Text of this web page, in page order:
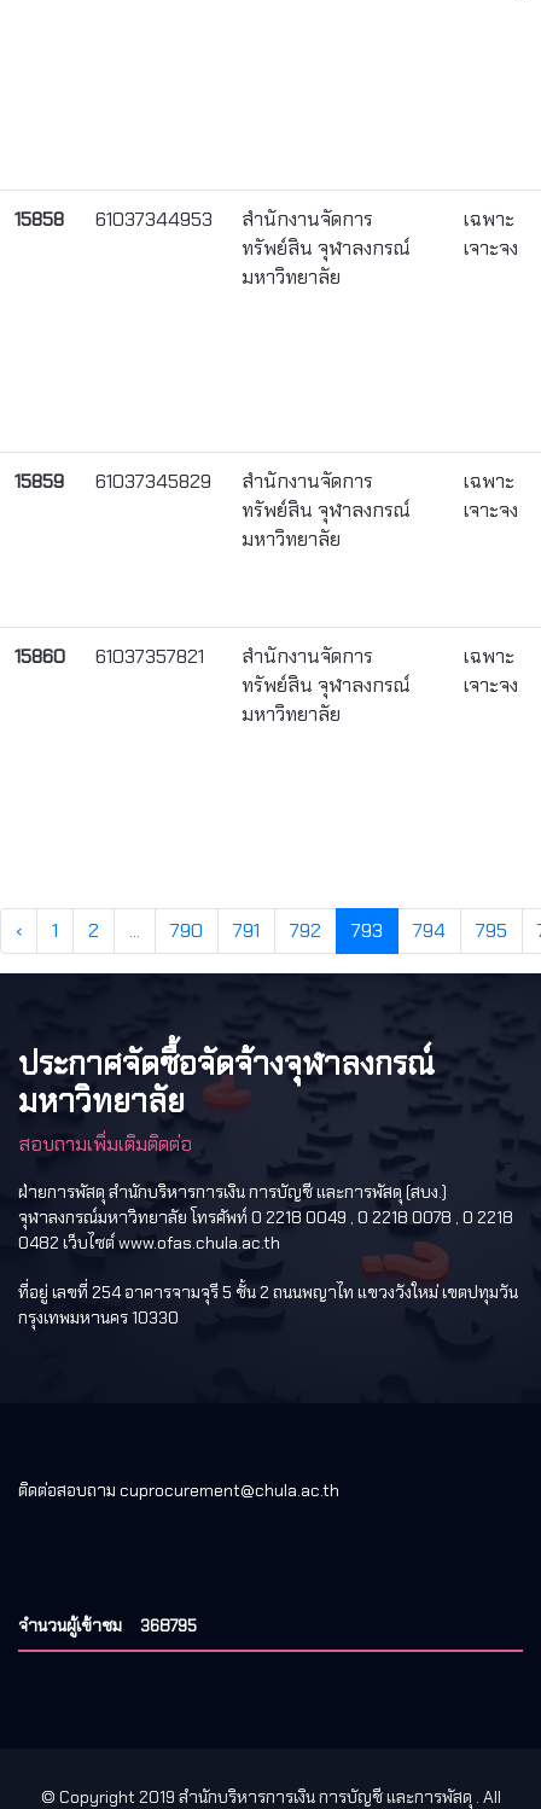
15858 61037344953
สำนักงานจัดการ
ทรัพย์สิน จุฬาลงกรณ์
มหาวิทยาลัย
เฉพาะ
เจาะจง
15859 61037345829
สำนักงานจัดการ
ทรัพย์สิน จุฬาลงกรณ์
มหาวิทยาลัย
เฉพาะ
เจาะจง
15860 61037357821
สำนักงานจัดการ
ทรัพย์สิน จุฬาลงกรณ์
มหาวิทยาลัย
เฉพาะ
เจาะจง
‹ 1 2 ... 790 791 792 793 794 795
ประกาศจัดซื้อจัดจ้างจุฬาลงกรณ์
มหาวิทยาลัย
สอบถามเพิ่มเติมติดต่อ
ฝ่ายการพัสดุ สำนักบริหารการเงิน การบัญชี และการพัสดุ (สบง.)
จุฬาลงกรณ์มหาวิทยาลัย โทรศัพท์ 0 2218 0049 , 0 2218 0078 , 0 2218
0482 เว็บไซต์ www.ofas.chula.ac.th
ที่อยู่ เลขที่ 254 อาคารจามจุรี 5 ชั้น 2 ถนนพญาไท แขวงวังใหม่ เขตปทุมวัน
กรุงเทพมหานคร 10330
ติดต่อสอบถาม cuprocurement@chula.ac.th
จำนวนผู้เข้าชม 368795
© Copyright 2019 สำนักบริหารการเงิน การบัญชี และการพัสดุ . All